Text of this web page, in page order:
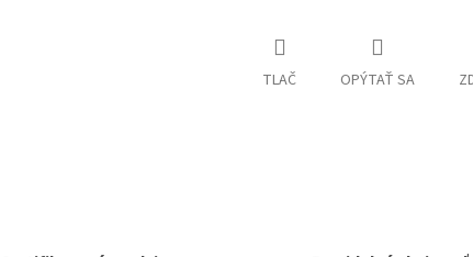
TLAČ OPÝTAŤ SA